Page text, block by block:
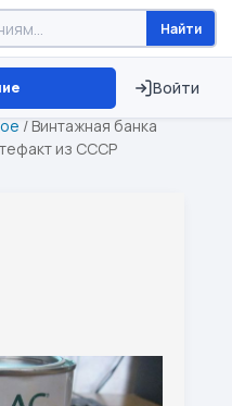
Найти
Войти
⏱ ТОЛЬКО 15 ДНЕЙ
/ Винтажная банка
из СССР